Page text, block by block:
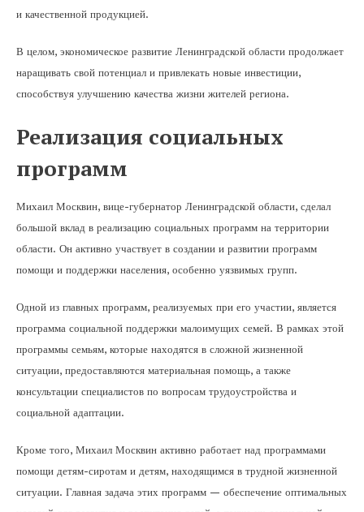
и качественной продукцией.
В целом, экономическое развитие Ленинградской области продолжает
наращивать свой потенциал и привлекать новые инвестиции,
способствуя улучшению качества жизни жителей региона.
Реализация социальных
программ
Михаил Москвин, вице-губернатор Ленинградской области, сделал
большой вклад в реализацию социальных программ на территории
области. Он активно участвует в создании и развитии программ
помощи и поддержки населения, особенно уязвимых групп.
Одной из главных программ, реализуемых при его участии, является
программа социальной поддержки малоимущих семей. В рамках этой
программы семьям, которые находятся в сложной жизненной
ситуации, предоставляются материальная помощь, а также
консультации специалистов по вопросам трудоустройства и
социальной адаптации.
Кроме того, Михаил Москвин активно работает над программами
помощи детям-сиротам и детям, находящимся в трудной жизненной
ситуации. Главная задача этих программ — обеспечение оптимальных